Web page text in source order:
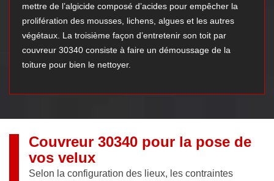
mettre de l’algicide composé d’acides pour empêcher la
prolifération des mousses, lichens, algues et les autres
végétaux. La troisième façon d’entretenir son toit par
couvreur 30340 consiste à faire un démoussage de la
toiture pour bien le nettoyer.
Couvreur 30340 pour la pose de
vos velux
Selon la configuration des lieux, les contraintes